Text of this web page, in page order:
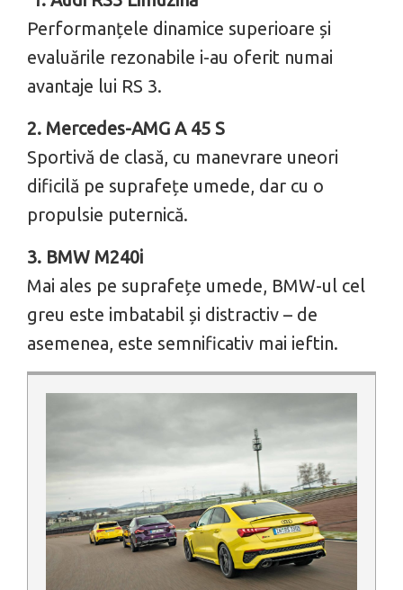
Performanțele dinamice superioare și
evaluările rezonabile i-au oferit numai
avantaje lui RS 3.
2. Mercedes-AMG A 45 S
Sportivă de clasă, cu manevrare uneori
dificilă pe suprafețe umede, dar cu o
propulsie puternică.
3. BMW M240i
Mai ales pe suprafețe umede, BMW-ul cel
greu este imbatabil și distractiv – de
asemenea, este semnificativ mai ieftin.